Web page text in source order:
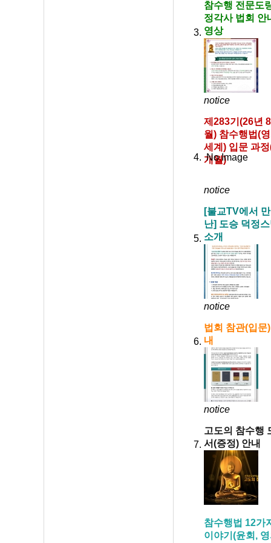
참수행 전문도
정각사 법회 안
영상
notice
제283기(26년 8
월) 참수행법(영
세계) 입문 과
개월)
No Image
notice
[불교TV에서 만
난] 도승 덕정스
소개
notice
법회 참관(입문
내
notice
고도의 참수행
서(증정) 안내
참수행법 12가
이야기(윤회, 영